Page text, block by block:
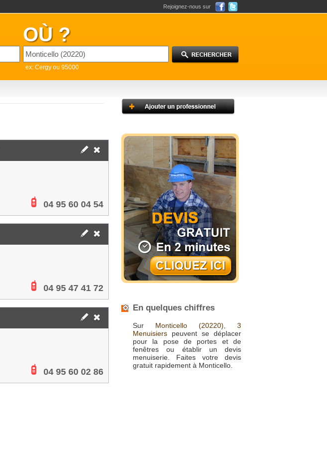
Rejoignez-nous sur
OÙ ?
ex: Cergy ou 95000
04 95 60 04 54
04 95 47 41 72
04 95 60 02 86
En quelques chiffres
Sur Monticello (20220), 3
Menuisiers peuvent se déplacer
pour la pose de portes et de
fenêtres ou établir un devis
menuiserie. Faites votre devis
gratuit rapidement à Monticello.